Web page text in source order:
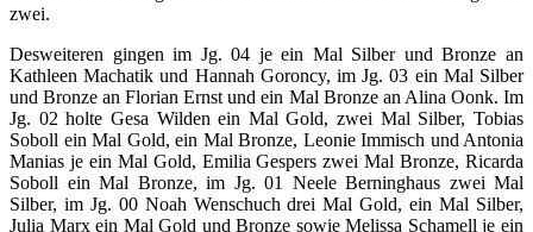
zwei.
Desweiteren gingen im Jg. 04 je ein Mal Silber und Bronze an
Kathleen Machatik und Hannah Goroncy, im Jg. 03 ein Mal Silber
und Bronze an Florian Ernst und ein Mal Bronze an Alina Oonk. Im
Jg. 02 holte Gesa Wilden ein Mal Gold, zwei Mal Silber, Tobias
Soboll ein Mal Gold, ein Mal Bronze, Leonie Immisch und Antonia
Manias je ein Mal Gold, Emilia Gespers zwei Mal Bronze, Ricarda
Soboll ein Mal Bronze, im Jg. 01 Neele Berninghaus zwei Mal
Silber, im Jg. 00 Noah Wenschuch drei Mal Gold, ein Mal Silber,
Julia Marx ein Mal Gold und Bronze sowie Melissa Schamell je ein